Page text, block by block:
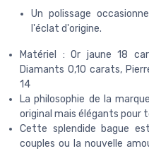
Un polissage
l'éclat d'origine.
Matériel : Or jaune 18
Diamants 0,10 carats,
14
La philosophie de la
original mais élégants pour
Cette splendide bague
couples ou la nouvelle